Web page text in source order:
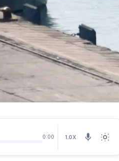
0:00 1.0X